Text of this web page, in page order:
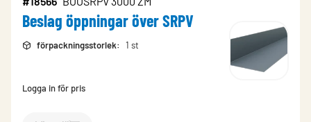
Beslag öppningar över SRPV
förpackningsstorlek: 1 st
Logga in för pris